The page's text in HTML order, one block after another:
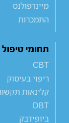
מיינדפולנס
התמכרות
תחומי טיפול
CBT
ריפוי בעיסוק
קלינאות
DBT
ביופידבק